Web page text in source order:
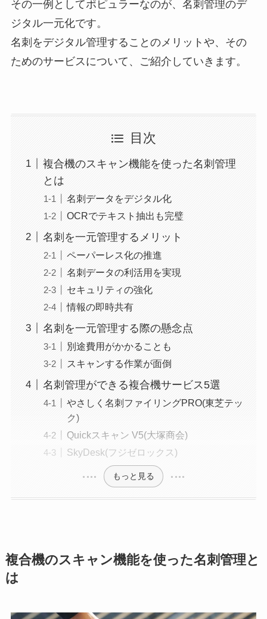
その一例としてポピュラーなのが、名刺管理のデ
ジタル一元化です。
名刺をデジタル管理することのメリットや、その
ためのサービスについて、ご紹介していきます。
目次
複合機のスキャン機能を使った名刺管理
とは
名刺データをデジタル化
OCRでテキスト抽出も完璧
名刺を一元管理するメリット
ペーパーレス化の推進
名刺データの利活用を実現
セキュリティの強化
情報の即時共有
名刺を一元管理する際の懸念点
別途費用がかかることも
スキャンする作業が面倒
名刺管理ができる複合機サービス5選
やさしく名刺ファイリングPRO(東芝テッ
ク)
Quickスキャン V5(大塚商会)
SkyDesk(フジゼロックス)
もっと見る
複合機のスキャン機能を使った名刺管理と
は